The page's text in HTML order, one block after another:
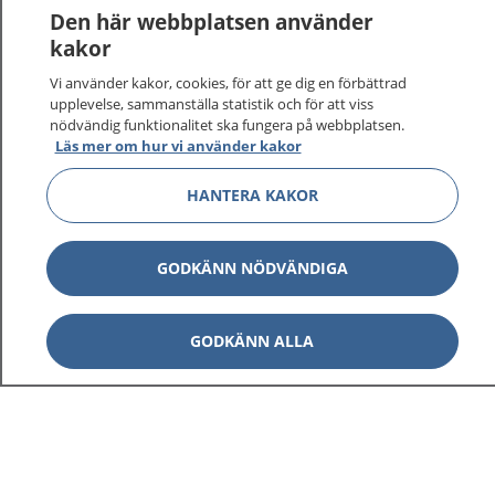
1177 – tryggt om din hälsa och vård
På 1177.se får du råd om hälsa och information om
sjukdomar och vilka mottagningar du kan kontakta.
Logga in för att läsa din journal och göra dina
vårdärenden. Ring telefonnummer 1177 för
sjukvårdsrådgivning dygnet runt.
1177 ger dig råd när du vill må bättre.
1177 på flera språk Visa
Visa
Den här webbplatsen använder
kakor
Vi använder kakor, cookies, för att ge dig en förbättrad
upplevelse, sammanställa statistik och för att viss
nödvändig funktionalitet ska fungera på webbplatsen.
Läs mer om hur vi använder kakor
HANTERA KAKOR
GODKÄNN NÖDVÄNDIGA
GODKÄNN ALLA